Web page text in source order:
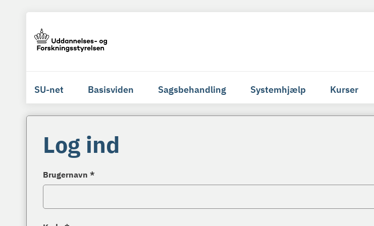
SU-net Basisviden Sagsbehandling Systemhjælp Kurser
Log ind
Brugernavn *